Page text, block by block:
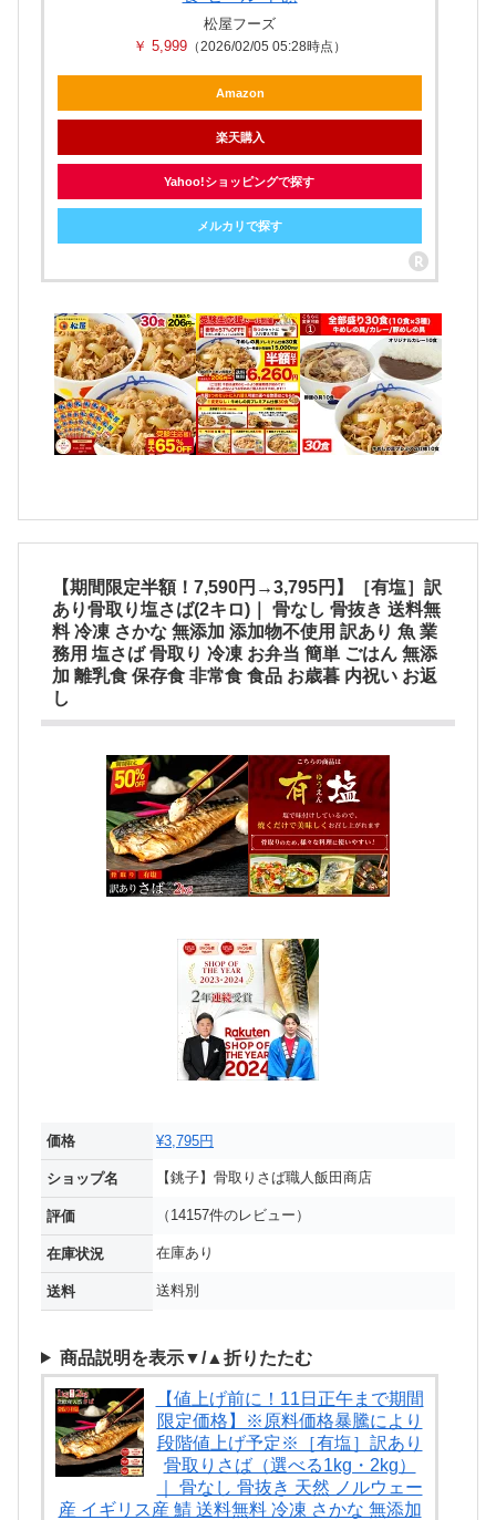
松屋フーズ
￥ 5,999 （2026/02/05 05:28時点）
Amazon
楽天購入
Yahoo!ショッピングで探す
メルカリで探す
【期間限定半額！7,590円→3,795円】［有塩］訳
あり骨取り塩さば(2キロ)｜ 骨なし 骨抜き 送料無
料 冷凍 さかな 無添加 添加物不使用 訳あり 魚 業
務用 塩さば 骨取り 冷凍 お弁当 簡単 ごはん 無添
加 離乳食 保存食 非常食 食品 お歳暮 内祝い お返
し
価格 ¥3,795円
ショップ名 【銚子】骨取りさば職人飯田商店
評価 （14157件のレビュー）
在庫状況 在庫あり
送料 送料別
商品説明を表示▼/▲折りたたむ
【値上げ前に！11日正午まで期間
限定価格】※原料価格暴騰により
段階値上げ予定※［有塩］訳あり
骨取りさば（選べる1kg・2kg）
｜ 骨なし 骨抜き 天然 ノルウェー
産 イギリス産 鯖 送料無料 冷凍 さかな 無添加